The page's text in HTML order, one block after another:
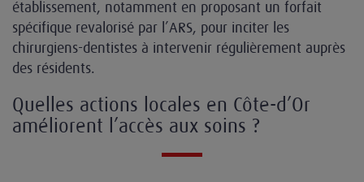
établissement, notamment en proposant un forfait
spécifique revalorisé par l’ARS, pour inciter les
chirurgiens-dentistes à intervenir régulièrement auprès
des résidents.
Quelles actions locales en Côte-d’Or
améliorent l’accès aux soins ?